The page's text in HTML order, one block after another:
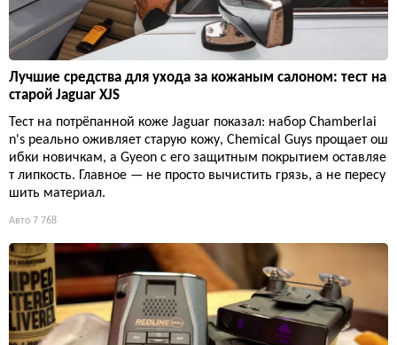
Лучшие средства для ухода за кожаным салоном: тест на
старой Jaguar XJS
Тест на потрёпанной коже Jaguar показал: набор Chamberlai
n's реально оживляет старую кожу, Chemical Guys прощает ош
ибки новичкам, а Gyeon с его защитным покрытием оставляе
т липкость. Главное — не просто вычистить грязь, а не пересу
шить материал.
Авто 7 768